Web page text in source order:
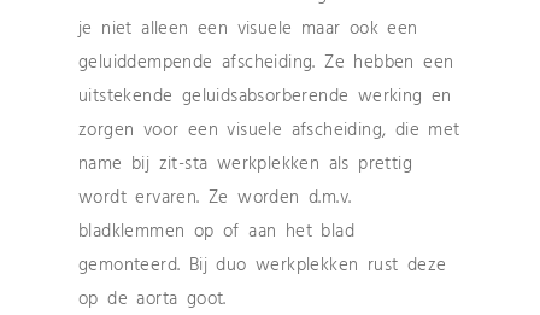
je niet alleen een visuele maar ook een
geluiddempende afscheiding. Ze hebben een
uitstekende geluidsabsorberende werking en
zorgen voor een visuele afscheiding, die met
name bij zit-sta werkplekken als prettig
wordt ervaren. Ze worden d.m.v.
bladklemmen op of aan het blad
gemonteerd. Bij duo werkplekken rust deze
op de aorta goot.